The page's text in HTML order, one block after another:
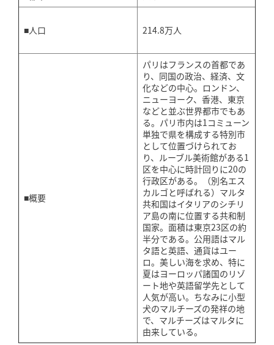
■人口 214.8万人
■概要
パリはフランスの首都であ
り、同国の政治、経済、文
化などの中心。ロンドン、
ニューヨーク、香港、東京
などと並ぶ世界都市でもあ
る。パリ市内は1コミューン
単独で県を構成する特別市
として位置づけられてお
り、ルーブル美術館がある1
区を中心に時計回りに20の
行政区がある。（別名エス
カルゴと呼ばれる）マルタ
共和国はイタリアのシチリ
ア島の南に位置する共和制
国家。面積は東京23区の約
半分である。公用語はマル
タ語と英語、通貨はユー
ロ。美しい海を求め、特に
夏はヨーロッパ諸国のリゾ
ート地や英語留学先として
人気が高い。ちなみに小型
犬のマルチーズの発祥の地
で、マルチーズはマルタに
由来している。